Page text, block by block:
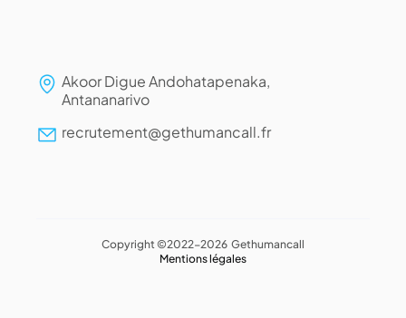
Akoor Digue Andohatapenaka,
Antananarivo
recrutement@gethumancall.fr
Copyright ©2022-2026 Gethumancall
Mentions légales